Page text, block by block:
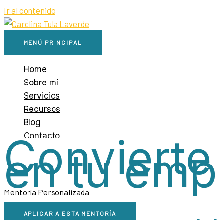
Ir al contenido
MENÚ PRINCIPAL
Home
Sobre mí
Servicios
Recursos
Blog
Contacto
en tu
Mentoría Personalizada
APLICAR A ESTA MENTORÍA